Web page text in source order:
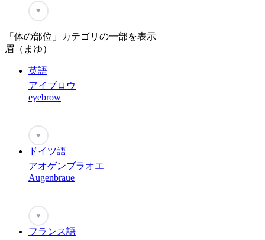
♥
「体の部位」カテゴリの一部を表示
眉（まゆ）
英語
アイブロウ
eyebrow
♥
ドイツ語
アオゲンブラオエ
Augenbraue
♥
フランス語